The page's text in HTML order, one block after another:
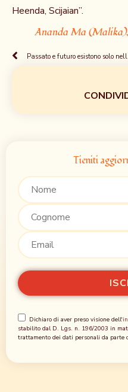
Heenda, Scijaian”.
Ananda Ma (Malika)
Tieniti
Dichiaro di aver preso visione dell'
stabilito dal D. Lgs. n. 196/2003 in
trattamento dei dati personali da parte